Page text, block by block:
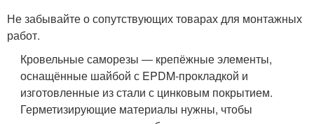
Не забывайте о сопутствующих товарах для монтажных
работ.
Кровельные саморезы ― крепёжные элементы,
оснащённые шайбой с EPDM-прокладкой и
изготовленные из стали с цинковым покрытием.
Герметизирующие материалы нужны, чтобы